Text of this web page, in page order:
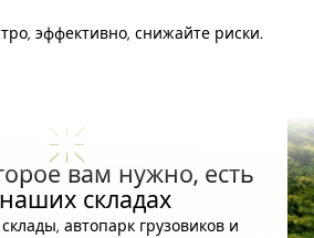
эффективно, снижайте риски.
вам нужно, есть
складах
автопарк грузовиков и